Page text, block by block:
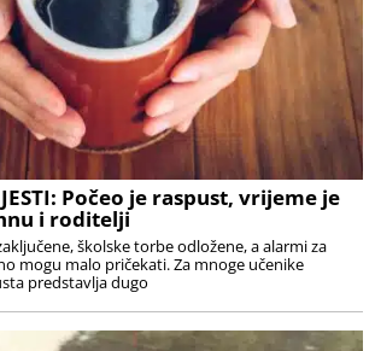
Počeo je raspust, vrijeme je
i roditelji
školske torbe odložene, a alarmi za
mogu malo pričekati. Za mnoge učenike
predstavlja dugo